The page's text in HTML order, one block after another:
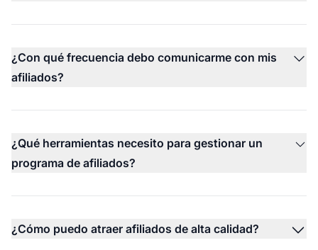
¿Con qué frecuencia debo comunicarme con mis
afiliados?
¿Qué herramientas necesito para gestionar un
programa de afiliados?
¿Cómo puedo atraer afiliados de alta calidad?